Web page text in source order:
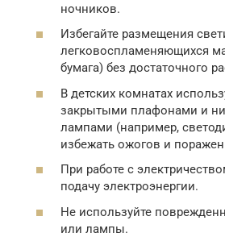
ночников.
Избегайте размещения
легковоспламеняющихся
бумага) без достаточного
В детских комнатах
закрытыми плафонами и
лампами (например,
избежать ожогов и
При работе с
подачу электроэнергии.
Не используйте
или лампы.